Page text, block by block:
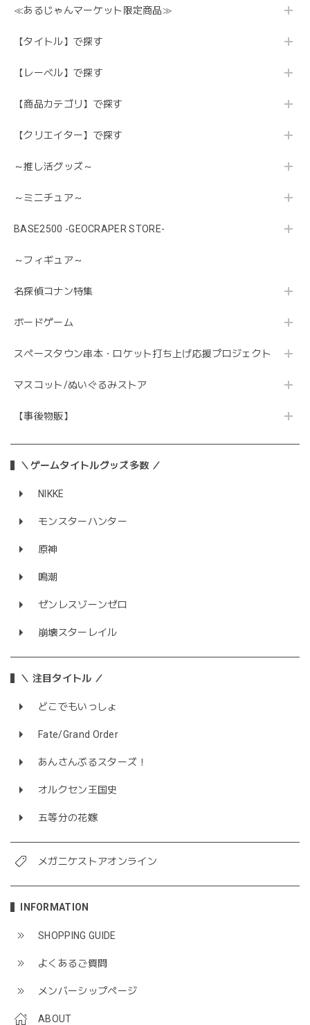
≪あるじゃんマーケット限定商品≫
【タイトル】で探す
【レーベル】で探す
【商品カテゴリ】で探す
【クリエイター】で探す
～推し活グッズ～
～ミニチュア～
BASE2500 -GEOCRAPER STORE-
～フィギュア～
名探偵コナン特集
ボードゲーム
スペースタウン串本・ロケット打ち上げ応援プロジェクト
マスコット/ぬいぐるみストア
【事後物販】
＼ゲームタイトルグッズ多数 ／
NIKKE
モンスターハンター
原神
鳴潮
ゼンレスゾーンゼロ
崩壊スターレイル
＼ 注目タイトル ／
どこでもいっしょ
Fate/Grand Order
あんさんぶるスターズ！
オルクセン王国史
五等分の花嫁
メガニケストアオンライン
INFORMATION
SHOPPING GUIDE
よくあるご質問
メンバーシップページ
ABOUT